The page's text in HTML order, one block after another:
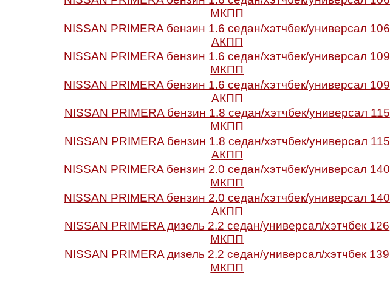
МКПП
NISSAN PRIMERA бензин 1.6 седан/хэтчбек/универсал 106
АКПП
NISSAN PRIMERA бензин 1.6 седан/хэтчбек/универсал 109
МКПП
NISSAN PRIMERA бензин 1.6 седан/хэтчбек/универсал 109
АКПП
NISSAN PRIMERA бензин 1.8 седан/хэтчбек/универсал 115
МКПП
NISSAN PRIMERA бензин 1.8 седан/хэтчбек/универсал 115
АКПП
NISSAN PRIMERA бензин 2.0 седан/хэтчбек/универсал 140
МКПП
NISSAN PRIMERA бензин 2.0 седан/хэтчбек/универсал 140
АКПП
NISSAN PRIMERA дизель 2.2 седан/универсал/хэтчбек 126
МКПП
NISSAN PRIMERA дизель 2.2 седан/универсал/хэтчбек 139
МКПП